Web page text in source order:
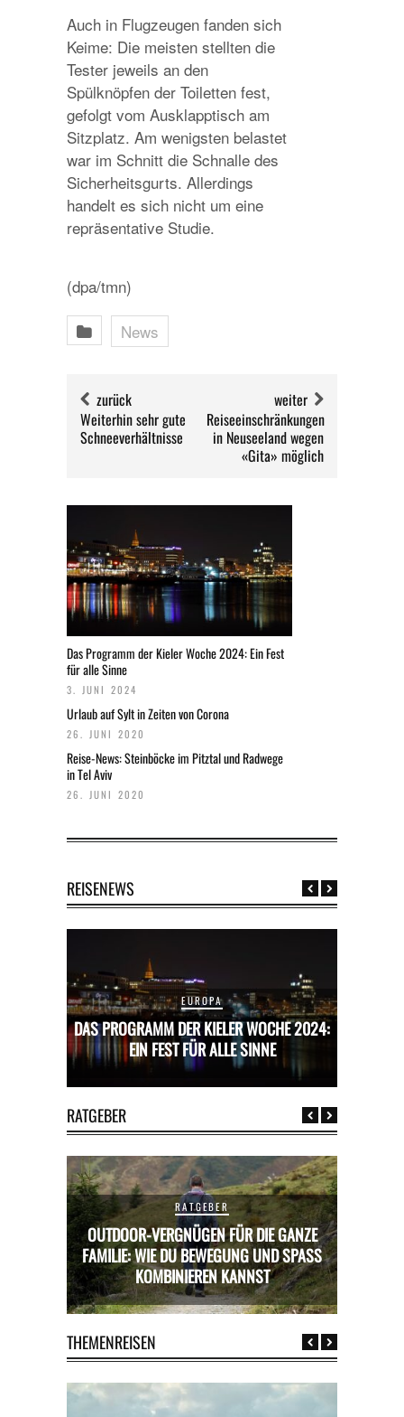
Auch in Flugzeugen fanden sich
Keime: Die meisten stellten die
Tester jeweils an den
Spülknöpfen der Toiletten fest,
gefolgt vom Ausklapptisch am
Sitzplatz. Am wenigsten belastet
war im Schnitt die Schnalle des
Sicherheitsgurts. Allerdings
handelt es sich nicht um eine
repräsentative Studie.
(dpa/tmn)
News
zurück
Weiterhin sehr gute
Schneeverhältnisse
weiter
Reiseeinschränkungen
in Neuseeland wegen
«Gita» möglich
Das Programm der Kieler Woche 2024: Ein Fest
für alle Sinne
3. JUNI 2024
Urlaub auf Sylt in Zeiten von Corona
26. JUNI 2020
Reise-News: Steinböcke im Pitztal und Radwege
in Tel Aviv
26. JUNI 2020
REISENEWS
EUROPA
DAS PROGRAMM DER KIELER WOCHE 2024:
EIN FEST FÜR ALLE SINNE
RATGEBER
RATGEBER
OUTDOOR-VERGNÜGEN FÜR DIE GANZE
FAMILIE: WIE DU BEWEGUNG UND SPASS K
OMBINIEREN KANNST
THEMENREISEN